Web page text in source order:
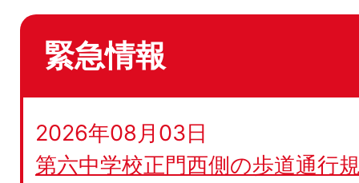
緊急情報
2026年08月03日
第六中学校正門西側の歩道通行